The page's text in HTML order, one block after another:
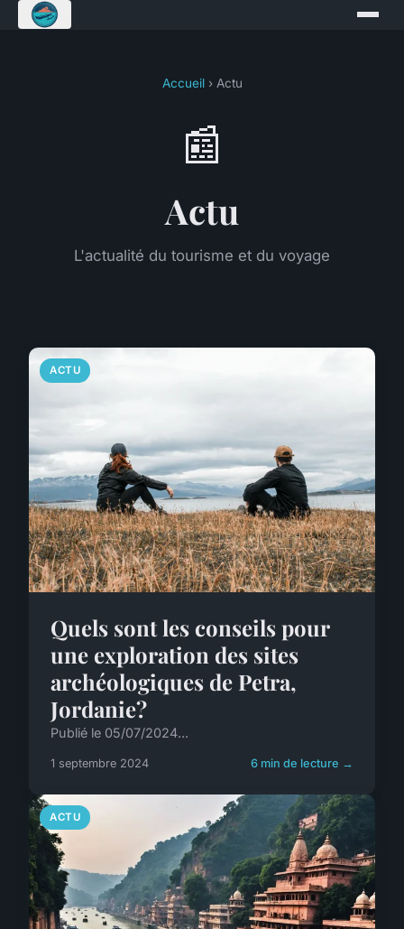
Accueil› Actu
📰
Actu
L'actualité du tourisme et du voyage
ACTU
Quels sont les conseils pour
une exploration des sites
archéologiques de Petra,
Jordanie?
Publié le 05/07/2024...
1 septembre 2024 6 min de lecture →
ACTU